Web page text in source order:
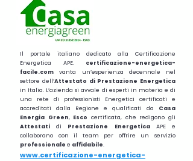
Il portale italiano dedicato alla Certificazione
Energetica APE. certificazione-energetica-
facile.com vanta un’esperienza decennale nel
settore dell’Attestato di Prestazione Energetica
in Italia. L’azienda si avvale di esperti in materia e di
una rete di professionisti Energetici certificati e
accreditati dalla Regione e qualificati da Casa
Energia Green, Escocertificata, che redigono gli
Attestatidi Prestazione EnergeticaAPE e
collaborano con il team per offrire un servizio
professionale e affidabile.
www.certificazione-energetica-